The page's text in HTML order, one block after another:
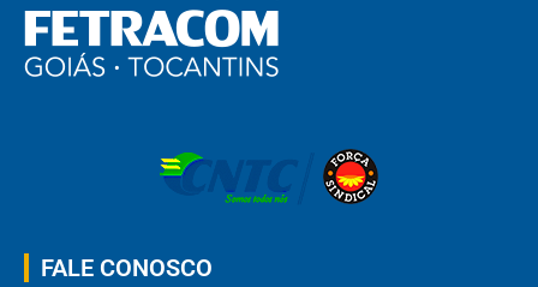
FALE CONOSCO